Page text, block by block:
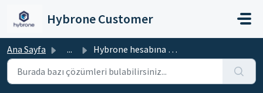
Hybrone Customer
Ana Sayfa ... Hybrone hesabına Dijital Senaryo Paketi nasıl eklenir ?